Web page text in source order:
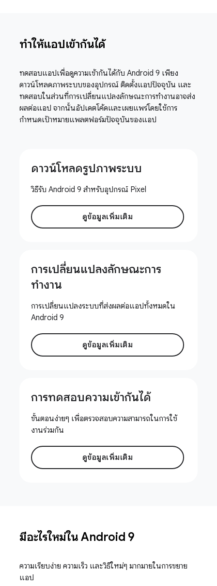
ทำให้แอปเข้ากันได้
ทดสอบแอปเพื่อดูความเข้ากันได้กับ Android 9 เพียง
ดาวน์โหลดภาพระบบของอุปกรณ์ ติดตั้งแอปปัจจุบัน และ
ทดสอบในส่วนที่การเปลี่ยนแปลงลักษณะการทำงานอาจส่ง
ผลต่อแอป จากนั้นอัปเดตโค้ดและเผยแพร่โดยใช้การ
กำหนดเป้าหมายแพลตฟอร์มปัจจุบันของแอป
ดาวน์โหลดรูปภาพระบบ
วิธีรับ Android 9 สำหรับอุปกรณ์ Pixel
ดูข้อมูลเพิ่มเติม
การเปลี่ยนแปลงลักษณะการ
ทำงาน
การเปลี่ยนแปลงระบบที่ส่งผลต่อแอปทั้งหมดใน
Android 9
ดูข้อมูลเพิ่มเติม
การทดสอบความเข้ากันได้
ขั้นตอนง่ายๆ เพื่อตรวจสอบความสามารถในการใช้
งานร่วมกัน
ดูข้อมูลเพิ่มเติม
มีอะไรใหม่ใน Android 9
ความเรียบง่าย ความเร็ว และวิธีใหม่ๆ มากมายในการขยาย
แอป